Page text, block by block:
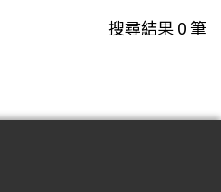
搜尋結果0筆